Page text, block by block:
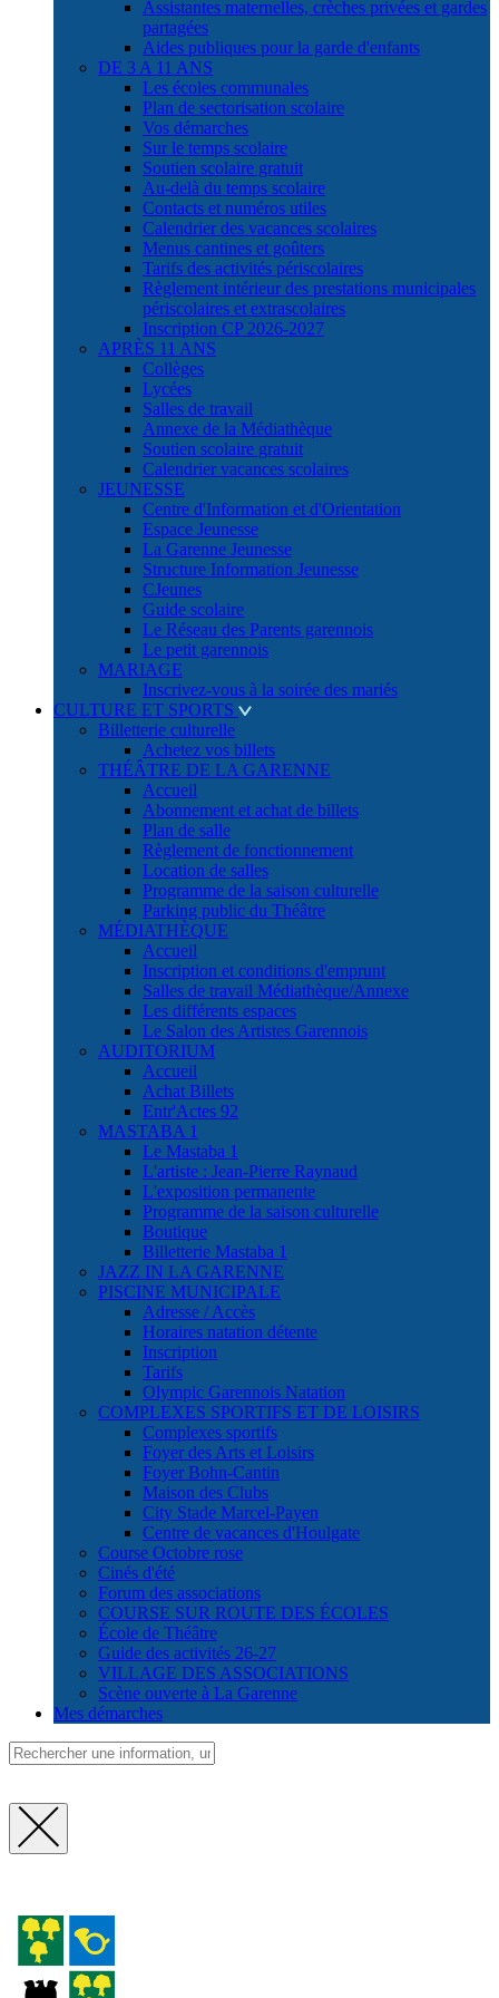
Assistantes maternelles, crèches privées et gardes
partagées
Aides publiques pour la garde d'enfants
DE 3 A 11 ANS
Les écoles communales
Plan de sectorisation scolaire
Vos démarches
Sur le temps scolaire
Soutien scolaire gratuit
Au-delà du temps scolaire
Contacts et numéros utiles
Calendrier des vacances scolaires
Menus cantines et goûters
Tarifs des activités périscolaires
Règlement intérieur des prestations municipales
périscolaires et extrascolaires
Inscription CP 2026-2027
APRÈS 11 ANS
Collèges
Lycées
Salles de travail
Annexe de la Médiathèque
Soutien scolaire gratuit
Calendrier vacances scolaires
JEUNESSE
Centre d'Information et d'Orientation
Espace Jeunesse
La Garenne Jeunesse
Structure Information Jeunesse
CJeunes
Guide scolaire
Le Réseau des Parents garennois
Le petit garennois
MARIAGE
Inscrivez-vous à la soirée des mariés
CULTURE ET SPORTS
Billetterie culturelle
Achetez vos billets
THÉÂTRE DE LA GARENNE
Accueil
Abonnement et achat de billets
Plan de salle
Règlement de fonctionnement
Location de salles
Programme de la saison culturelle
Parking public du Théâtre
MÉDIATHÈQUE
Accueil
Inscription et conditions d'emprunt
Salles de travail Médiathèque/Annexe
Les différents espaces
Le Salon des Artistes Garennois
AUDITORIUM
Accueil
Achat Billets
Entr'Actes 92
MASTABA 1
Le Mastaba 1
L'artiste : Jean-Pierre Raynaud
L'exposition permanente
Programme de la saison culturelle
Boutique
Billetterie Mastaba 1
JAZZ IN LA GARENNE
PISCINE MUNICIPALE
Adresse / Accès
Horaires natation détente
Inscription
Tarifs
Olympic Garennois Natation
COMPLEXES SPORTIFS ET DE LOISIRS
Complexes sportifs
Foyer des Arts et Loisirs
Foyer Bohn-Cantin
Maison des Clubs
City Stade Marcel-Payen
Centre de vacances d'Houlgate
Course Octobre rose
Cinés d'été
Forum des associations
COURSE SUR ROUTE DES ÉCOLES
École de Théâtre
Guide des activités 26-27
VILLAGE DES ASSOCIATIONS
Scène ouverte à La Garenne
Mes démarches
Fermer